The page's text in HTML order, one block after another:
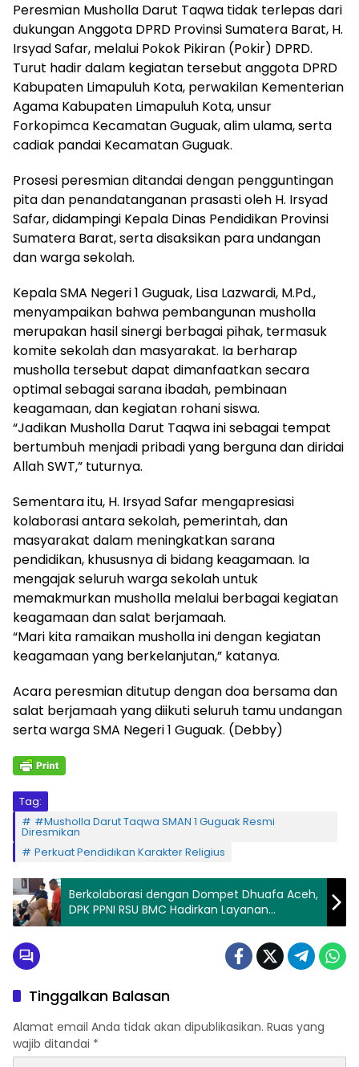
Peresmian Musholla Darut Taqwa tidak terlepas dari
dukungan Anggota DPRD Provinsi Sumatera Barat, H.
Irsyad Safar, melalui Pokok Pikiran (Pokir) DPRD.
Turut hadir dalam kegiatan tersebut anggota DPRD
Kabupaten Limapuluh Kota, perwakilan Kementerian
Agama Kabupaten Limapuluh Kota, unsur
Forkopimca Kecamatan Guguak, alim ulama, serta
cadiak pandai Kecamatan Guguak.
Prosesi peresmian ditandai dengan pengguntingan
pita dan penandatanganan prasasti oleh H. Irsyad
Safar, didampingi Kepala Dinas Pendidikan Provinsi
Sumatera Barat, serta disaksikan para undangan
dan warga sekolah.
Kepala SMA Negeri 1 Guguak, Lisa Lazwardi, M.Pd.,
menyampaikan bahwa pembangunan musholla
merupakan hasil sinergi berbagai pihak, termasuk
komite sekolah dan masyarakat. Ia berharap
musholla tersebut dapat dimanfaatkan secara
optimal sebagai sarana ibadah, pembinaan
keagamaan, dan kegiatan rohani siswa.
“Jadikan Musholla Darut Taqwa ini sebagai tempat
bertumbuh menjadi pribadi yang berguna dan diridai
Allah SWT,” tuturnya.
Sementara itu, H. Irsyad Safar mengapresiasi
kolaborasi antara sekolah, pemerintah, dan
masyarakat dalam meningkatkan sarana
pendidikan, khususnya di bidang keagamaan. Ia
mengajak seluruh warga sekolah untuk
memakmurkan musholla melalui berbagai kegiatan
keagamaan dan salat berjamaah.
“Mari kita ramaikan musholla ini dengan kegiatan
keagamaan yang berkelanjutan,” katanya.
Acara peresmian ditutup dengan doa bersama dan
salat berjamaah yang diikuti seluruh tamu undangan
serta warga SMA Negeri 1 Guguak. (Debby)
Tag:
#Musholla Darut Taqwa SMAN 1 Guguak Resmi
Diresmikan
Perkuat Pendidikan Karakter Religius
Berkolaborasi dengan Dompet Dhuafa Aceh,
DPK PPNI RSU BMC Hadirkan Layanan
Kesehatan Untuk Warga Bivak
Tinggalkan Balasan
Alamat email Anda tidak akan dipublikasikan. Ruas yang
wajib ditandai *